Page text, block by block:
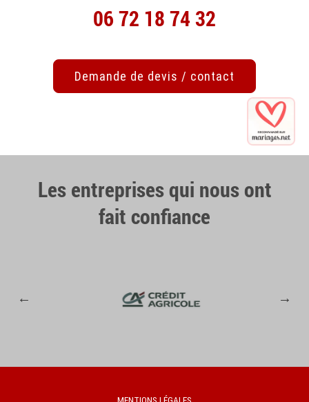
06 72 18 74 32
Demande de devis / contact
Les entreprises qui nous ont
fait confiance
MENTIONS LÉGALES